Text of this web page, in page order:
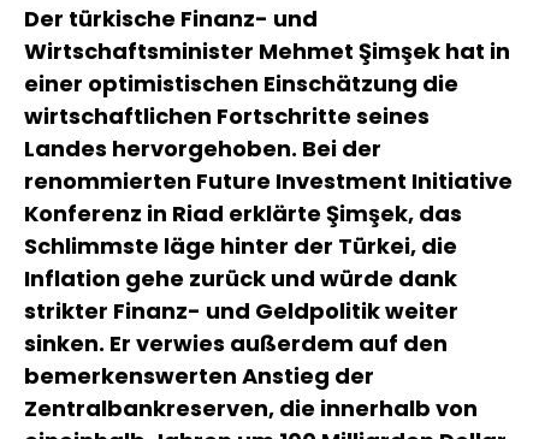
Der türkische Finanz- und
Wirtschaftsminister Mehmet Şimşek hat in
einer optimistischen Einschätzung die
wirtschaftlichen Fortschritte seines
Landes hervorgehoben. Bei der
renommierten Future Investment Initiative
Konferenz in Riad erklärte Şimşek, das
Schlimmste läge hinter der Türkei, die
Inflation gehe zurück und würde dank
strikter Finanz- und Geldpolitik weiter
sinken. Er verwies außerdem auf den
bemerkenswerten Anstieg der
Zentralbankreserven, die innerhalb von